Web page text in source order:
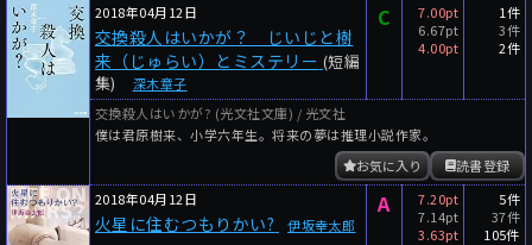
2018年04月12日
交換殺人はいかが？ じいじと樹
来（じゅらい）とミステリー (短編
集)
深木章子
C
7.00pt
6.67pt
4.00pt
1件
3件
2件
交換殺人はいかが? (光文社文庫) / 光文社
僕は君原樹来、小学六年生。将来の夢は推理小説作家。
読書登録
お気に入り
2018年04月12日
火星に住むつもりかい? 伊坂幸太郎
A
7.20pt
7.14pt
3.63pt
5件
37件
105件